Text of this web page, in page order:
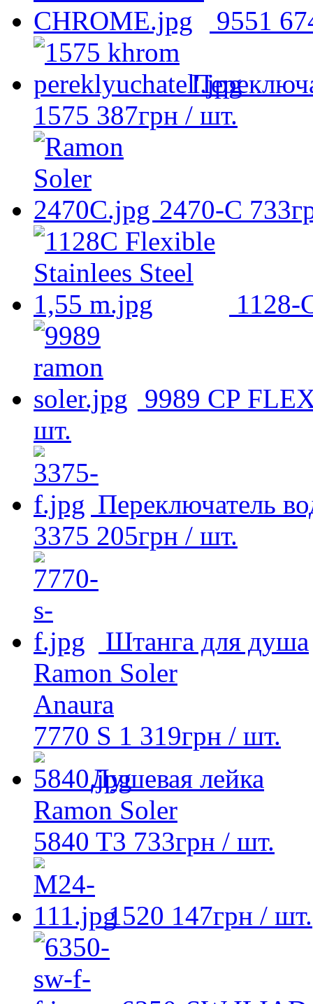
9551
1575 387грн / шт.
2470-С 733
1128-
9989 СP
шт.
Переключатель
3375 205грн / шт.
Штанга для душа
Ramon Soler
Anaura
7770 S 1 319грн / шт.
Душевая лейка
Ramon Soler
5840 T3 733грн / шт.
1520 147грн / шт.